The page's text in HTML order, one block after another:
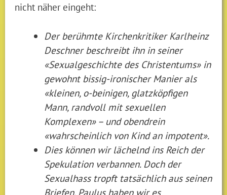
nicht näher eingeht:
Der berühmte Kirchenkritiker Karlheinz
Deschner beschreibt ihn in seiner
«Sexualgeschichte des Christentums» in
gewohnt bissig-ironischer Manier als
«kleinen, o-beinigen, glatzköpfigen
Mann, randvoll mit sexuellen
Komplexen» – und obendrein
«wahrscheinlich von Kind an impotent».
Dies können wir lächelnd ins Reich der
Spekulation verbannen. Doch der
Sexualhass tropft tatsächlich aus seinen
Briefen. Paulus haben wir es